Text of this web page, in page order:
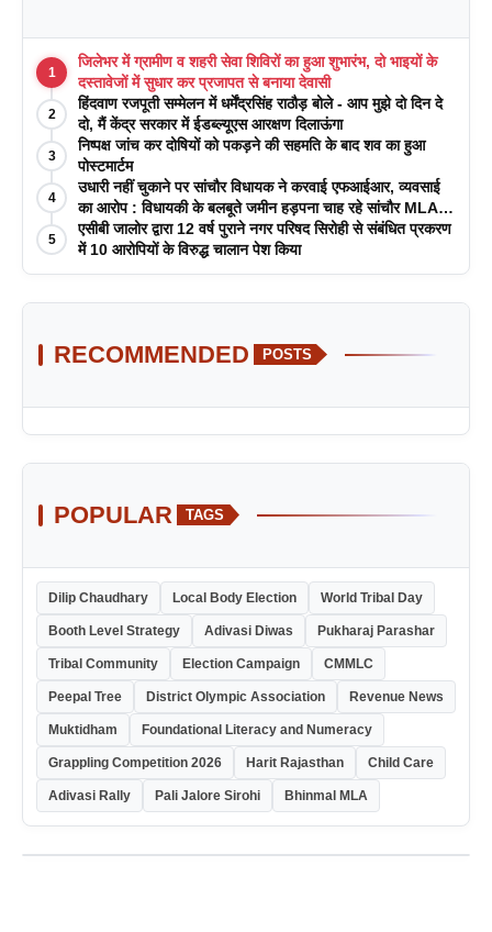
1
जिलेभर में ग्रामीण व शहरी सेवा शिविरों का हुआ शुभारंभ, दो भाइयों के
दस्तावेजों में सुधार कर प्रजापत से बनाया देवासी
2
हिंदवाण रजपूती सम्मेलन में धर्मेंद्रसिंह राठौड़ बोले - आप मुझे दो दिन दे
दो, मैं केंद्र सरकार में ईडब्ल्यूएस आरक्षण दिलाऊंगा
3
निष्पक्ष जांच कर दोषियों को पकड़ने की सहमति के बाद शव का हुआ
पोस्टमार्टम
4
उधारी नहीं चुकाने पर सांचौर विधायक ने करवाई एफआईआर, व्यवसाई
का आरोप : विधायकी के बलबूते जमीन हड़पना चाह रहे सांचौर MLA
जीवाराम !
5
एसीबी जालोर द्वारा 12 वर्ष पुराने नगर परिषद सिरोही से संबंधित प्रकरण
में 10 आरोपियों के विरुद्ध चालान पेश किया
RECOMMENDED POSTS
POPULAR TAGS
Dilip Chaudhary Local Body Election World Tribal Day
Booth Level Strategy Adivasi Diwas Pukharaj Parashar
Tribal Community Election Campaign CMMLC
Peepal Tree District Olympic Association Revenue News
Muktidham Foundational Literacy and Numeracy
Grappling Competition 2026 Harit Rajasthan Child Care
Adivasi Rally Pali Jalore Sirohi Bhinmal MLA